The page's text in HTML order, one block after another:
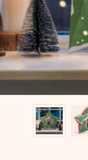
Créez quelque
son prénom,
Sans